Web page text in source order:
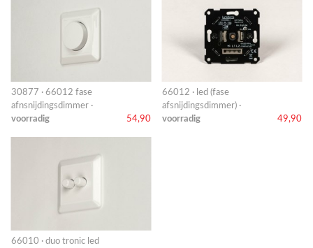
30877 · 66012 fase
afnsnijdingsdimmer ·
voorradig
54,90
66012 · led (fase
afsnijdingsdimmer) ·
voorradig
49,90
66010 · duo tronic led